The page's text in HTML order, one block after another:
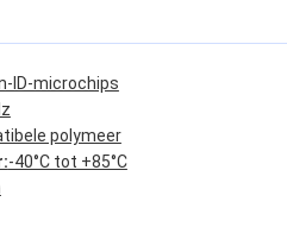
ID-microchips
polymeer
-40°C tot +85°C